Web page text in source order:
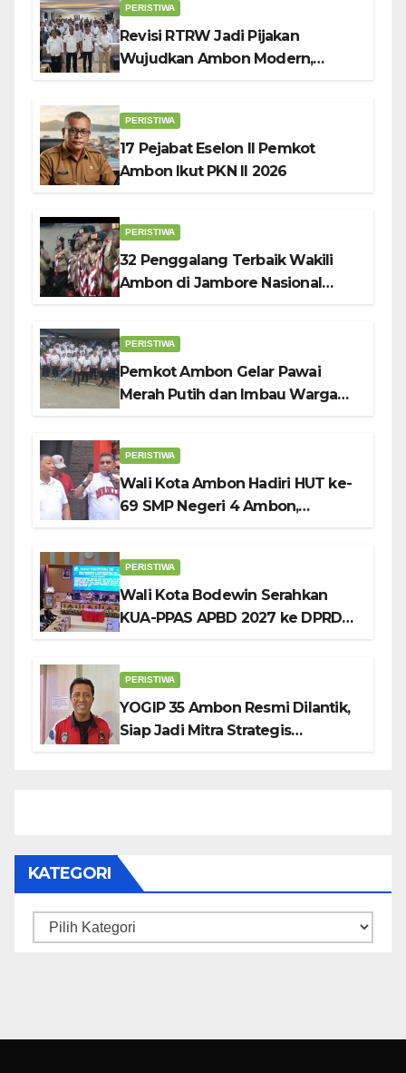
PERISTIWA
Revisi RTRW Jadi Pijakan
Wujudkan Ambon Modern,
PERISTIWA
17 Pejabat Eselon II Pemkot
Ambon Ikut PKN II 2026
PERISTIWA
32 Penggalang Terbaik Wakili
Ambon di Jambore Nasional
PERISTIWA
Pemkot Ambon Gelar Pawai
Merah Putih dan Imbau Warga
PERISTIWA
Wali Kota Ambon Hadiri HUT ke-
69 SMP Negeri 4 Ambon,
PERISTIWA
Wali Kota Bodewin Serahkan
KUA-PPAS APBD 2027 ke DPRD
PERISTIWA
YOGIP 35 Ambon Resmi Dilantik,
Siap Jadi Mitra Strategis
KATEGORI
Kategori